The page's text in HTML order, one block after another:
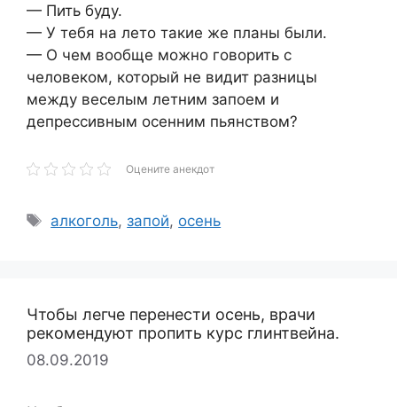
— Пить буду.
— У тебя на лето такие же планы были.
— О чем вообще можно говорить с
человеком, который не видит разницы
между веселым летним запоем и
депрессивным осенним пьянством?
Оцените анекдот
Метки
алкоголь, запой, осень
Чтобы легче перенести осень, врачи
рекомендуют пропить курс глинтвейна.
08.09.2019